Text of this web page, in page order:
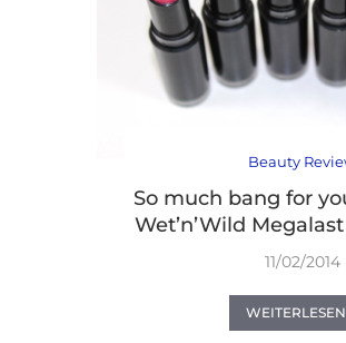
Beauty
So much bang for
Wet’n’Wild
11/02/2014
WEITERLESEN